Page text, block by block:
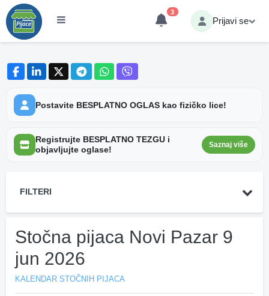
3
Prijavi se
Postavite BESPLATNO OGLAS kao fizičko lice!
Registrujte BESPLATNO TEZGU i
objavljujte oglase!
Saznaj više
FILTERI
Stočna pijaca Novi Pazar 9
jun 2026
KALENDAR STOČNIH PIJACA